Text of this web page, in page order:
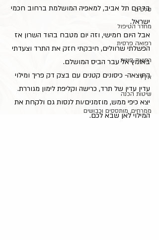
סלטים
מחדר הטיפול
רפואה פרסית
רפואה סינית
איך?
שיטות הכנה
ממרחים, מותססים וכבושים
בדרום תל אביב, למאפיה המושלמת ברחוב חכמי
ישראל.
אבל היום חמישי, וזה יום מטבח בהוד השרון אז
הפשלתי שרוולים, חיבקתי חזק את התרד וצעדתי
באומץ אל עבר הביס המושלם.
התוצאה- כיסונים קטנים עם בצק דק פריך ומילוי
עדין עדין של תרד, כרישה וקליפת לימון מגוררת.
יצא כיפי ממש, מוזמנים/ות לנסות גם ולקחת את
המילוי לאן שבא לכם.